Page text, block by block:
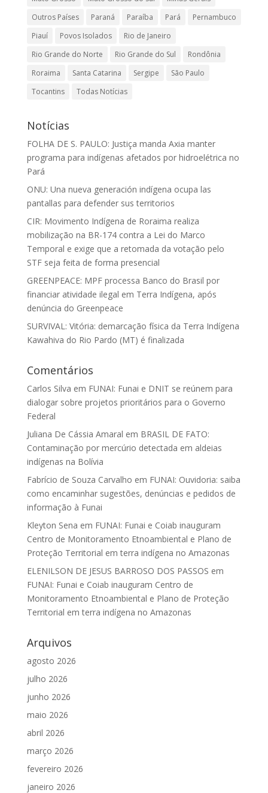
Outros Países
Paraná Paraíba Pará
Pernambuco
Piauí
Povos Isolados
Rio de Janeiro
Rio Grande do Norte
Rio Grande do Sul
Rondônia
Roraima
Santa Catarina Sergipe
São Paulo
Tocantins
Todas Notícias
Notícias
FOLHA DE S. PAULO: Justiça manda Axia manter
programa para indígenas afetados por hidroelétrica no
Pará
ONU: Una nueva generación indígena ocupa las
pantallas para defender sus territorios
CIR: Movimento Indígena de Roraima realiza
mobilização na BR-174 contra a Lei do Marco
Temporal e exige que a retomada da votação pelo
STF seja feita de forma presencial
GREENPEACE: MPF processa Banco do Brasil por
financiar atividade ilegal em Terra Indígena, após
denúncia do Greenpeace
SURVIVAL: Vitória: demarcação física da Terra Indígena
Kawahiva do Rio Pardo (MT) é finalizada
Comentários
Carlos Silva em FUNAI: Funai e DNIT se reúnem para
dialogar sobre projetos prioritários para o Governo
Federal
Juliana De Cássia Amaral em BRASIL DE FATO:
Contaminação por mercúrio detectada em aldeias
indígenas na Bolívia
Fabrício de Souza Carvalho em FUNAI: Ouvidoria: saiba
como encaminhar sugestões, denúncias e pedidos de
informação à Funai
Kleyton Sena em FUNAI: Funai e Coiab inauguram
Centro de Monitoramento Etnoambiental e Plano de
Proteção Territorial em terra indígena no Amazonas
ELENILSON DE JESUS BARROSO DOS PASSOS em
FUNAI: Funai e Coiab inauguram Centro de
Monitoramento Etnoambiental e Plano de Proteção
Territorial em terra indígena no Amazonas
Arquivos
agosto 2026
julho 2026
junho 2026
maio 2026
abril 2026
março 2026
fevereiro 2026
janeiro 2026